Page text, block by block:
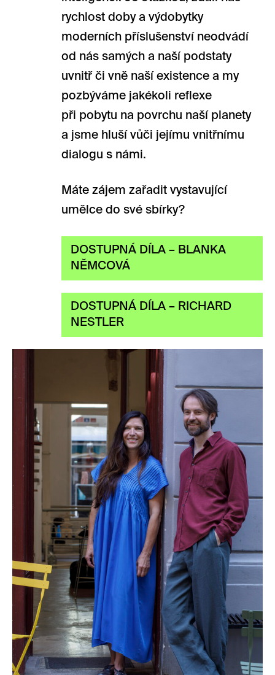
rychlost doby a výdobytky
moderních příslušenství neodvádí
od nás samých a naší podstaty
uvnitř či vně naší existence a my
pozbýváme jakékoli reflexe
při pobytu na povrchu naší planety
a jsme hluší vůči jejímu vnitřnímu
dialogu s námi.
Máte zájem zařadit vystavující
umělce do své sbírky?
DOSTUPNÁ DÍLA – BLANKA
NĚMCOVÁ
DOSTUPNÁ DÍLA – RICHARD
NESTLER